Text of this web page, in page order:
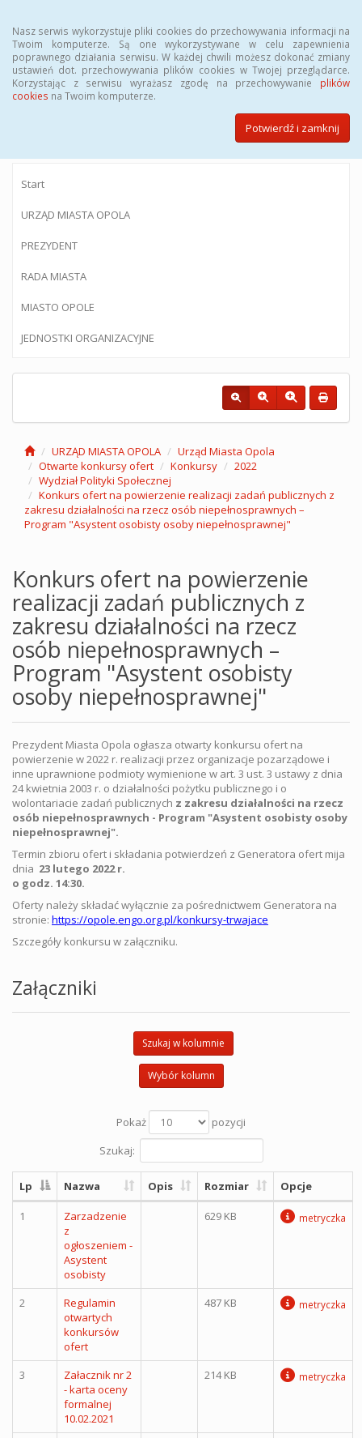
Nasz serwis wykorzystuje pliki cookies do przechowywania informacji na
Twoim komputerze. Są one wykorzystywane w celu zapewnienia
poprawnego działania serwisu. W każdej chwili możesz dokonać zmiany
ustawień dot. przechowywania plików cookies w Twojej przeglądarce.
Korzystając z serwisu wyrażasz zgodę na przechowywanie plików
cookies na Twoim komputerze.
Potwierdź i zamknij
BIULETYN INFORMACJI PUBLICZNEJ
Urzędu Miasta Opola
Start
URZĄD MIASTA OPOLA
PREZYDENT
RADA MIASTA
MIASTO OPOLE
JEDNOSTKI ORGANIZACYJNE
URZĄD MIASTA OPOLA
Urząd Miasta Opola
Otwarte konkursy ofert
Konkursy
2022
Wydział Polityki Społecznej
Konkurs ofert na powierzenie realizacji zadań publicznych z
zakresu działalności na rzecz osób niepełnosprawnych –
Program "Asystent osobisty osoby niepełnosprawnej"
Konkurs ofert na powierzenie
realizacji zadań publicznych z
zakresu działalności na rzecz
osób niepełnosprawnych –
Program "Asystent osobisty
osoby niepełnosprawnej"
Prezydent Miasta Opola ogłasza otwarty konkursu ofert na
powierzenie w 2022 r. realizacji przez organizacje pozarządowe i
inne uprawnione podmioty wymienione w art. 3 ust. 3 ustawy z dnia
24 kwietnia 2003 r. o działalności pożytku publicznego i o
wolontariacie zadań publicznych z zakresu działalności na rzecz
osób niepełnosprawnych - Program "Asystent osobisty osoby
niepełnosprawnej".
Termin zbioru ofert i składania potwierdzeń z Generatora ofert mija
dnia 23 lutego 2022 r.
o godz. 14:30.
Oferty należy składać wyłącznie za pośrednictwem Generatora na
stronie: https://opole.engo.org.pl/konkursy-trwajace
Szczegóły konkursu w załączniku.
Załączniki
Szukaj w kolumnie
Wybór kolumn
Pokaż
pozycji
Szukaj:
Lp Nazwa Opis Rozmiar Opcje
1
Zarzadzenie
z
ogłoszeniem -
Asystent
osobisty
629 KB metryczka
2
Regulamin
otwartych
konkursów
ofert
487 KB metryczka
3
Załacznik nr 2
- karta oceny
formalnej
10.02.2021
214 KB metryczka